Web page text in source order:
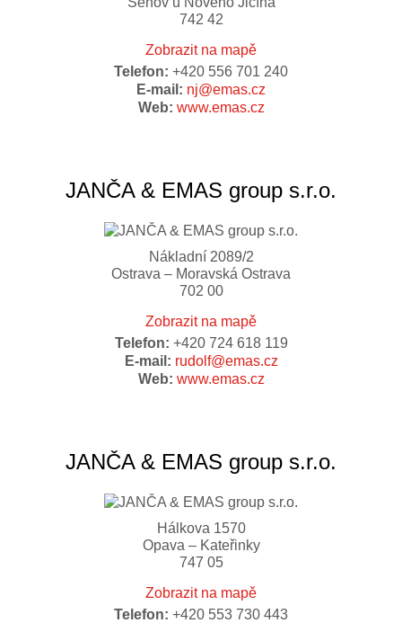
742 42
Zobrazit na mapě
Telefon: +420 556 701 240
E-mail: nj@emas.cz
Web: www.emas.cz
JANČA & EMAS group s.r.o.
Nákladní 2089/2
Ostrava – Moravská Ostrava
702 00
Zobrazit na mapě
Telefon: +420 724 618 119
E-mail: rudolf@emas.cz
Web: www.emas.cz
JANČA & EMAS group s.r.o.
Hálkova 1570
Opava – Kateřinky
747 05
Zobrazit na mapě
Telefon: +420 553 730 443